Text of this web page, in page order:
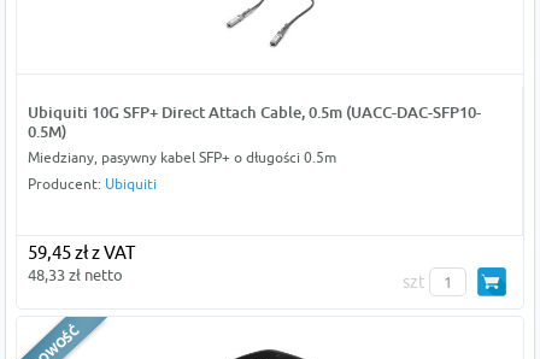
Ubiquiti 10G SFP+ Direct Attach Cable, 0.5m (UACC-DAC-SFP10-
0.5M)
Miedziany, pasywny kabel SFP+ o długości 0.5m
Producent: Ubiquiti
59,45 zł z VAT
48,33 zł netto szt